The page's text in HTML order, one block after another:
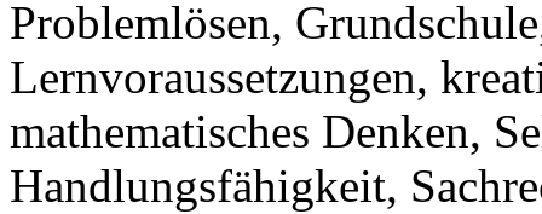
Problemlösen,
Lernvoraussetzungen,
mathematisches Denken,
Handlungsfähigkeit,